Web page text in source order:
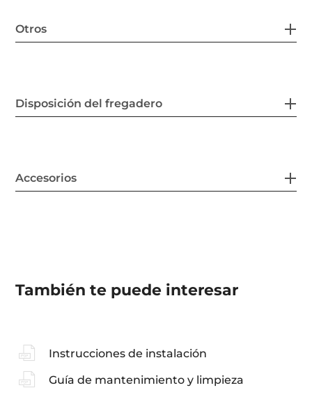
Otros
Disposición del fregadero
Accesorios
También te puede interesar
Instrucciones de instalación
Guía de mantenimiento y limpieza